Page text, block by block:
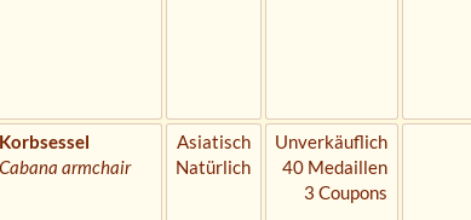
Korbsessel
Cabana armchair
Asiatisch
Natürlich
Unverkäuflich
40 Medaillen
3 Coupons